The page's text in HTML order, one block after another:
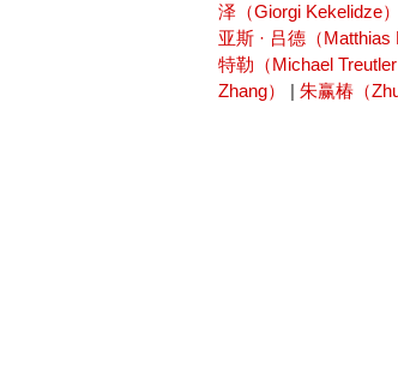
泽（Giorgi Kekelidze）
亚斯 · 吕德（Matthias
特勒（Michael Treutler
Zhang）
| 朱赢椿（